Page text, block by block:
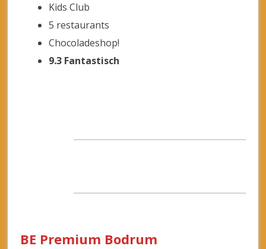
Kids Club
5 restaurants
Chocoladeshop!
9.3 Fantastisch
BE Premium Bodrum